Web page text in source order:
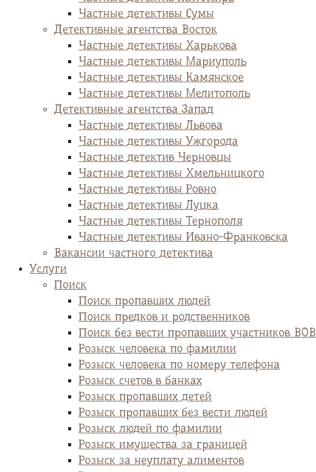
Частные детективы Сумы
Детективные агентства Восток
Частные детективы Харькова
Частные детективы Мариуполь
Частные детективы Камянское
Частные детективы Мелитополь
Детективные агентства Запад
Частные детективы Львова
Частные детективы Ужгорода
Частные детектив Черновцы
Частные детективы Хмельницкого
Частные детективы Ровно
Частные детективы Луцка
Частные детективы Тернополя
Частные детективы Ивано-Франковска
Вакансии частного детектива
Услуги
Поиск
Поиск пропавших людей
Поиск предков и родственников
Поиск без вести пропавших участников ВОВ
Розыск человека по фамилии
Розыск человека по номеру телефона
Розыск счетов в банках
Розыск пропавших детей
Розыск пропавших без вести людей
Розыск людей по фамилии
Розыск имущества за границей
Розыск за неуплату алиментов